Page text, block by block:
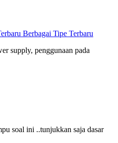
Berbagai Tipe Terbaru
supply, penggunaan pada
soal ini ..tunjukkan saja dasar